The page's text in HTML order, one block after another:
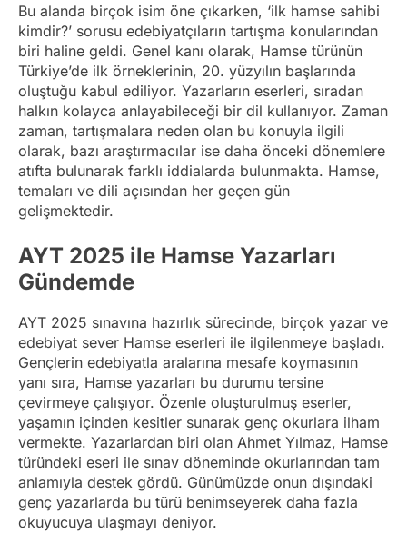
Bu alanda birçok isim öne çıkarken, ‘ilk hamse sahibi
kimdir?’ sorusu edebiyatçıların tartışma konularından
biri haline geldi. Genel kanı olarak, Hamse türünün
Türkiye’de ilk örneklerinin, 20. yüzyılın başlarında
oluştuğu kabul ediliyor. Yazarların eserleri, sıradan
halkın kolayca anlayabileceği bir dil kullanıyor. Zaman
zaman, tartışmalara neden olan bu konuyla ilgili
olarak, bazı araştırmacılar ise daha önceki dönemlere
atıfta bulunarak farklı iddialarda bulunmakta. Hamse,
temaları ve dili açısından her geçen gün
gelişmektedir.
AYT 2025 ile Hamse Yazarları
Gündemde
AYT 2025 sınavına hazırlık sürecinde, birçok yazar ve
edebiyat sever Hamse eserleri ile ilgilenmeye başladı.
Gençlerin edebiyatla aralarına mesafe koymasının
yanı sıra, Hamse yazarları bu durumu tersine
çevirmeye çalışıyor. Özenle oluşturulmuş eserler,
yaşamın içinden kesitler sunarak genç okurlara ilham
vermekte. Yazarlardan biri olan Ahmet Yılmaz, Hamse
türündeki eseri ile sınav döneminde okurlarından tam
anlamıyla destek gördü. Günümüzde onun dışındaki
genç yazarlarda bu türü benimseyerek daha fazla
okuyucuya ulaşmayı deniyor.